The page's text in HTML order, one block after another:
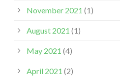
November 2021 (1)
August 2021 (1)
May 2021 (4)
April 2021 (2)